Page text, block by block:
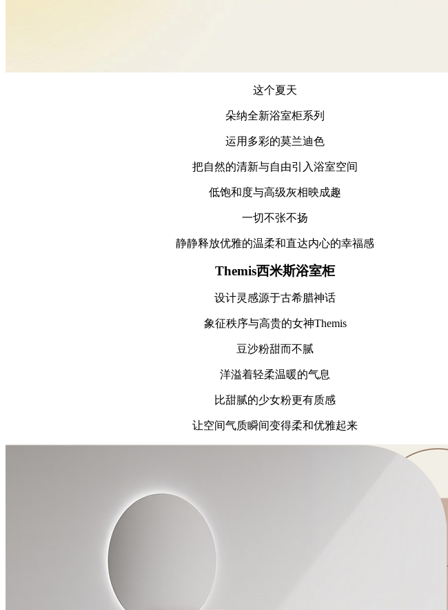
这个夏天
朵纳全新浴室柜系列
运用多彩的莫兰迪色
把自然的清新与自由引入浴室空间
低饱和度与高级灰相映成趣
一切不张不扬
静静释放优雅的温柔和直达内心的幸福感
Themis西米斯浴室柜
设计灵感源于古希腊神话
象征秩序与高贵的女神Themis
豆沙粉甜而不腻
洋溢着轻柔温暖的气息
比甜腻的少女粉更有质感
让空间气质瞬间变得柔和优雅起来